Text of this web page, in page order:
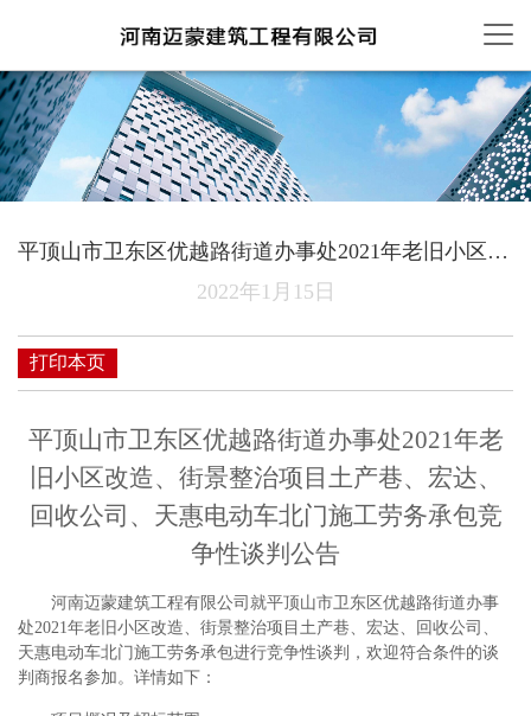
平顶山市卫东区优越路街道办事处2021年老旧小区改造、街景整治项目土产巷、宏达、回收公司、天惠电动车
2022年1月15日
打印本页
平顶山市卫东区优越路街道办事处2021年老
旧小区改造、街景整治项目 土产巷、宏达、
回收公司、天惠电动车北门施工劳务承包竞
争性谈判公告
河南迈蒙建筑工程有限公司就平顶山市卫东区优越路街道办事
处2021年老旧小区改造、街景整治项目 土产巷、宏达、回收公司、
天惠电动车北门施工劳务承包进行竞争性谈判，欢迎符合条件的谈
判商报名参加。详情如下：